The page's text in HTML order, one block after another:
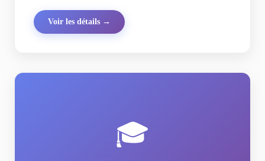
Voir les détails →
🎓